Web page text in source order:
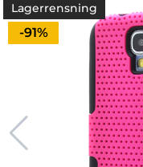
Lagerrensning
Priset är nedsatt
-91%